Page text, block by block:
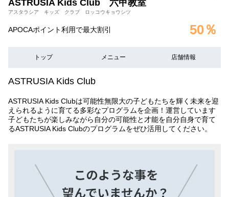
ASTRUSIA Kids Club 六甲教室
アスタラシア キッズ クラブ ロッコウキョウシツ
APOCAポイント利用で最大割引 50％
トップ メニュー 店舗情報
ASTRUSIA Kids Club
ASTRUSIA Kids Clubは可能性無限大の子どもたちを輝く未来を迎
えられるように育てる多彩なプログラムを企画！運営しています
子どもたちが楽しみながら自分の可能性と才能を自分自身で育て
るASTRUSIA Kids Clubのプログラムをぜひ活用してください。